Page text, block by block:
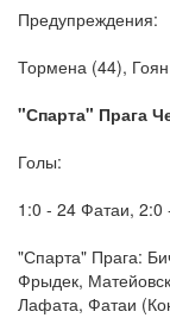
Предупреждения:
Тормена (44),
"Спарта" Прага
Голы:
1:0 - 24 Фатаи, 2:0
"Спарта" Прага:
Фрыдек,
Лафата, Фатаи